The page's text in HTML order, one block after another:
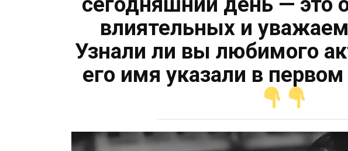
влиятельных и
Узнали ли вы любимого
его имя указали в